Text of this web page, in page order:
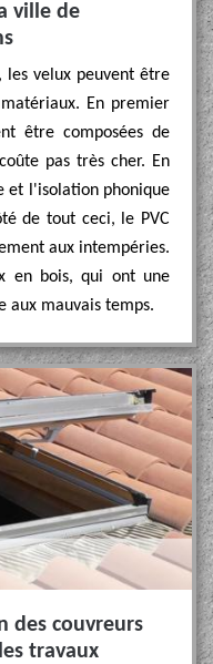
ville de
les velux peuvent être
En premier
être composées de
pas très cher. En
et l'isolation phonique
de tout ceci, le PVC
aux intempéries.
en bois, qui ont une
aux mauvais temps.
des couvreurs
travaux